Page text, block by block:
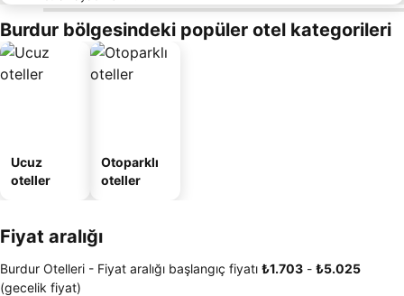
Burdur bölgesindeki popüler otel kategorileri
Ucuz
oteller
Otoparklı
oteller
Fiyat aralığı
Burdur Otelleri - Fiyat aralığı başlangıç fiyatı ‎₺1.703 - ‎₺5.025
(gecelik fiyat)